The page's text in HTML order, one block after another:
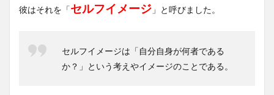
彼はそれを「セルフイメージ 」と呼びました。
セルフイメージは「自分自身が何者である
か？」という考えやイメージのことである。